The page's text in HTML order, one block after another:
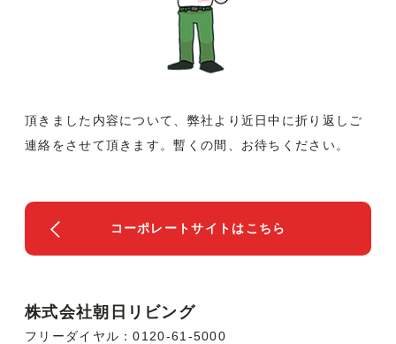
頂きました内容について、弊社より近日中に折り返しご
連絡をさせて頂きます。暫くの間、お待ちください。
コーポレートサイトはこちら
株式会社朝日リビング
フリーダイヤル：0120-61-5000